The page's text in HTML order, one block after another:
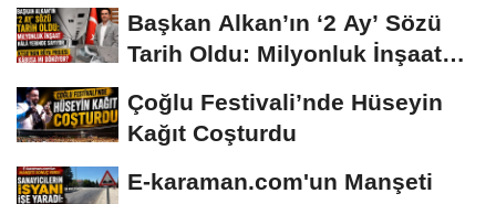
Başkan Alkan’ın ‘2 Ay’ Sözü
Tarih Oldu: Milyonluk İnşaat
Çoğlu Festivali’nde Hüseyin
Kağıt Coşturdu
E-karaman.com'un Manşeti